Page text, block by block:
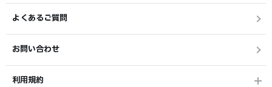
よくあるご質問
お問い合わせ
利用規約